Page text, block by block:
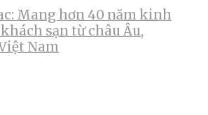
Mang hơn 40 năm kinh
sạn từ châu Âu,
Nam